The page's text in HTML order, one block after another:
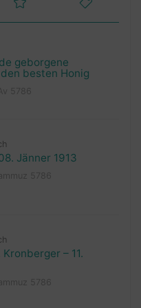
geborgene
besten Honig
Jänner 1913
– 11.